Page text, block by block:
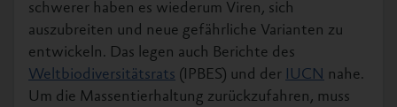
schwerer haben es wiederum Viren, sich
auszubreiten und neue gefährliche Varianten zu
entwickeln. Das legen auch Berichte des
Weltbiodiversitätsrats (IPBES) und der IUCN nahe.
Um die Massentierhaltung zurückzufahren, muss